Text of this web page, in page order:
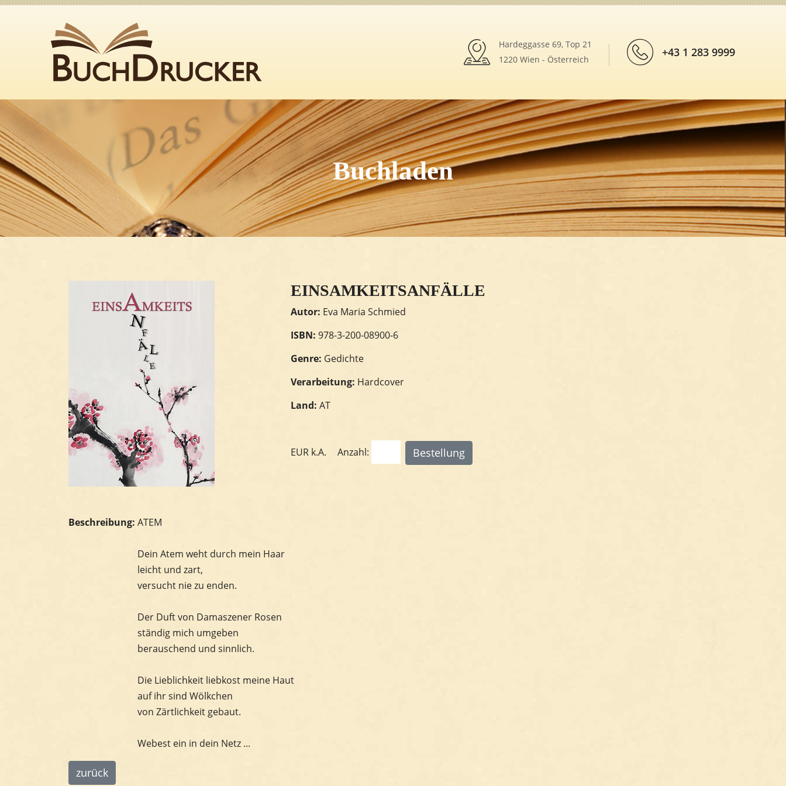
Hardeggasse 69, Top 21
1220 Wien - Österreich
+43 1 283 9999
Buchladen
EINSAMKEITSANFÄLLE
Autor: Eva Maria Schmied
ISBN: 978-3-200-08900-6
Genre: Gedichte
Verarbeitung: Hardcover
Land: AT
EUR k.A. Anzahl:
Beschreibung: ATEM
Dein Atem weht durch mein Haar
leicht und zart,
versucht nie zu enden.
Der Duft von Damaszener Rosen
ständig mich umgeben
berauschend und sinnlich.
Die Lieblichkeit liebkost meine Haut
auf ihr sind Wölkchen
von Zärtlichkeit gebaut.
Webest ein in dein Netz ...
zurück